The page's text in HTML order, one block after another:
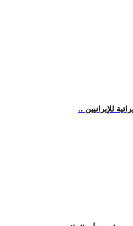
للإيرانيين